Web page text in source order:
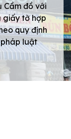
Cầm đồ với
giấy tờ hợp
quy định
luật